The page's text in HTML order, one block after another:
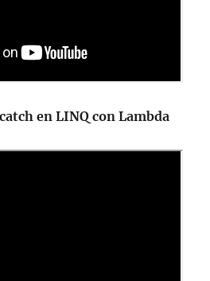
en LINQ con Lambda